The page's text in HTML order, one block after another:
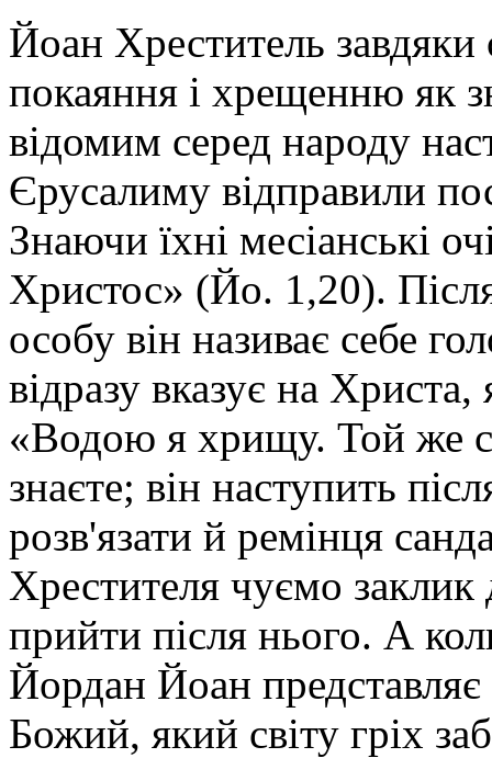
Йоан Хреститель завдяки
покаяння і хрещенню як
відомим серед народу
Єрусалиму відправили
Знаючи їхні месіанські
Христос» (Йо. 1,20).
особу він називає себе
відразу вказує на
«Водою я хрищу. Той же
знаєте; він наступить
розв'язати й ремінця
Хрестителя чуємо заклик
прийти після нього. А
Йордан Йоан
Божий, який світу гріх